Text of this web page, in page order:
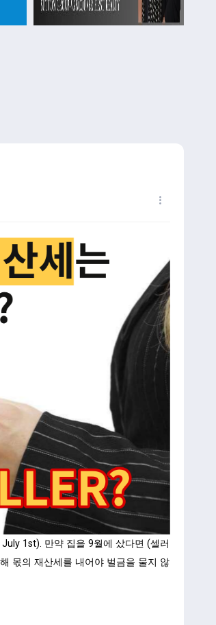
1st). 만약 집을 9월에 샀다면 (셀러
몫의 재산세를 내어야 벌금을 물지 않